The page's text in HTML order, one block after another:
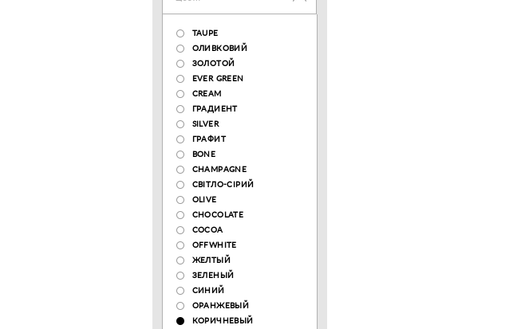
TAUPE
ОЛИВКОВИЙ
ЗОЛОТОЙ
EVER GREEN
CREAM
ГРАДИЕНТ
SILVER
ГРАФИТ
BONE
CHAMPAGNE
СВІТЛО-СІРИЙ
OLIVE
CHOCOLATE
COCOA
OFFWHITE
ЖЕЛТЫЙ
ЗЕЛЕНЫЙ
СИНИЙ
ОРАНЖЕВЫЙ
КОРИЧНЕВЫЙ